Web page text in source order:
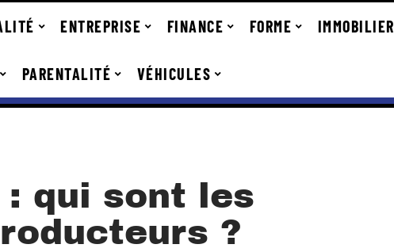
ENTREPRISE FINANCE FORME IMMOBILIER
PARENTALITÉ VÉHICULES
qui sont les
?